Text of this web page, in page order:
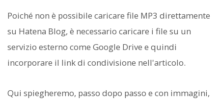
Poiché non è possibile caricare file MP3 direttamente
su Hatena Blog, è necessario caricare i file su un
servizio esterno come Google Drive e quindi
incorporare il link di condivisione nell'articolo.
Qui spiegheremo, passo dopo passo e con immagini,